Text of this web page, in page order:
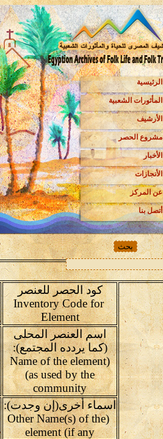
الرئيسية
المأثورات الشعبية
الأرشيف
مشروع الحصر
الأخبار
الأنجازات
عن المركز
أتصل بنا
كود الحصر للعنصر
Inventory Code for
Element
اسم العنصر المحلى
(كما يردده المجتمع):
(Name of the element
(as used by the
community
اسماء أخرى(إن وجدت):
(Other Name(s) of the
element (if any